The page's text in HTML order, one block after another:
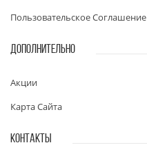
Пользовательское Соглашение
ДОПОЛНИТЕЛЬНО
Акции
Карта Сайта
КОНТАКТЫ